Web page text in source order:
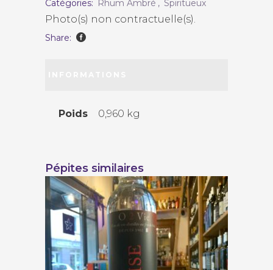
Barbade"
2009
Catégories: Rhum Ambré , Spiritueux
Photo(s) non contractuelle(s).
Share:
Poids 0,960 kg
Pépites similaires